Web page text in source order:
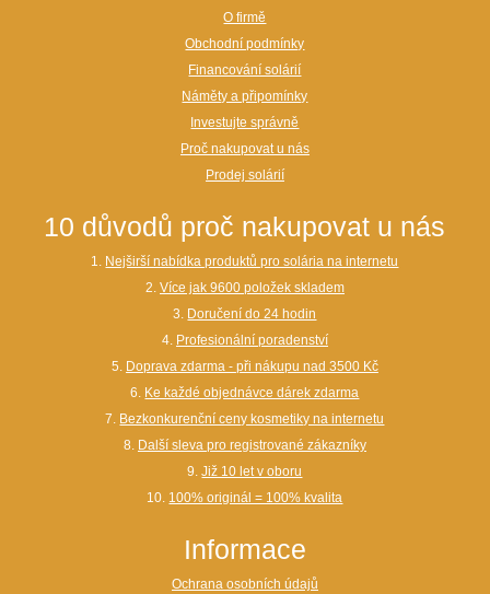
O firmě
Obchodní podmínky
Financování solárií
Náměty a připomínky
Investujte správně
Proč nakupovat u nás
Prodej solárií
10 důvodů proč nakupovat u nás
1. Nejširší nabídka produktů pro solária na internetu
2. Více jak 9600 položek skladem
3. Doručení do 24 hodin
4. Profesionální poradenství
5. Doprava zdarma - při nákupu nad 3500 Kč
6. Ke každé objednávce dárek zdarma
7. Bezkonkurenční ceny kosmetiky na internetu
8. Další sleva pro registrované zákazníky
9.Již 10 let v oboru
10. 100% originál = 100% kvalita
Informace
Ochrana osobních údajů